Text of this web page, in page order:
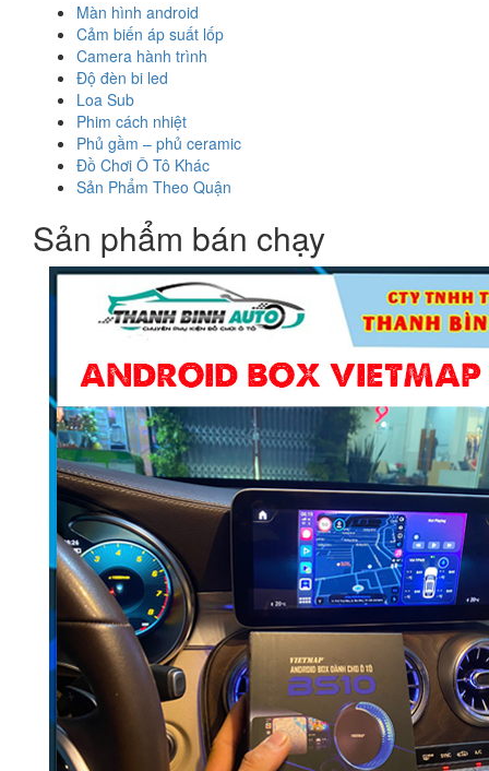
Màn hình android
Cảm biến áp suất lốp
Camera hành trình
Độ đèn bi led
Loa Sub
Phim cách nhiệt
Phủ gầm – phủ ceramic
Đồ Chơi Ô Tô Khác
Sản Phẩm Theo Quận
Sản phẩm bán chạy